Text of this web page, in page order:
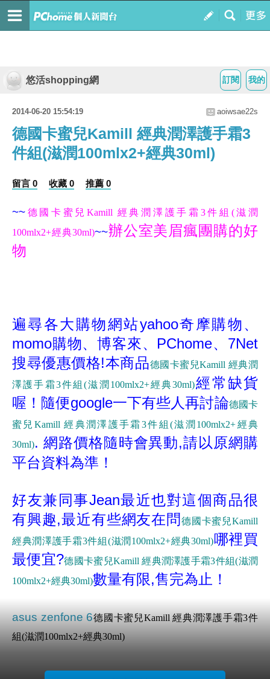
我的
訂閱
悠活shopping網
2014-06-20 15:54:19 aoiwsae22s
德國卡蜜兒Kamill 經典潤澤護手霜3
件組(滋潤100mlx2+經典30ml)
留言 0 收藏 0 推薦 0
~~ 德國卡蜜兒Kamill 經典潤澤護手霜3件組(滋潤
100mlx2+經典30ml)~~辦公室美眉瘋團購的好
物
遍尋各大購物網站yahoo奇摩購物、
momo購物、博客來、PChome、7Net
搜尋優惠價格!本商品德國卡蜜兒Kamill 經典潤
澤護手霜3件組(滋潤100mlx2+經典30ml)經常缺貨
喔！隨便google一下有些人再討論德國卡
蜜兒Kamill 經典潤澤護手霜3件組(滋潤100mlx2+經典
30ml). 網路價格隨時會異動,請以原網購
平台資料為準！
好友兼同事Jean最近也對這個商品很
有興趣,最近有些網友在問 德國卡蜜兒Kamill
經典潤澤護手霜3件組(滋潤100mlx2+經典30ml)哪裡買
最便宜?德國卡蜜兒Kamill 經典潤澤護手霜3件組(滋潤
100mlx2+經典30ml)數量有限,售完為止！
asus zenfone 6德國卡蜜兒Kamill 經典潤澤護手霜3件
組(滋潤100mlx2+經典30ml)